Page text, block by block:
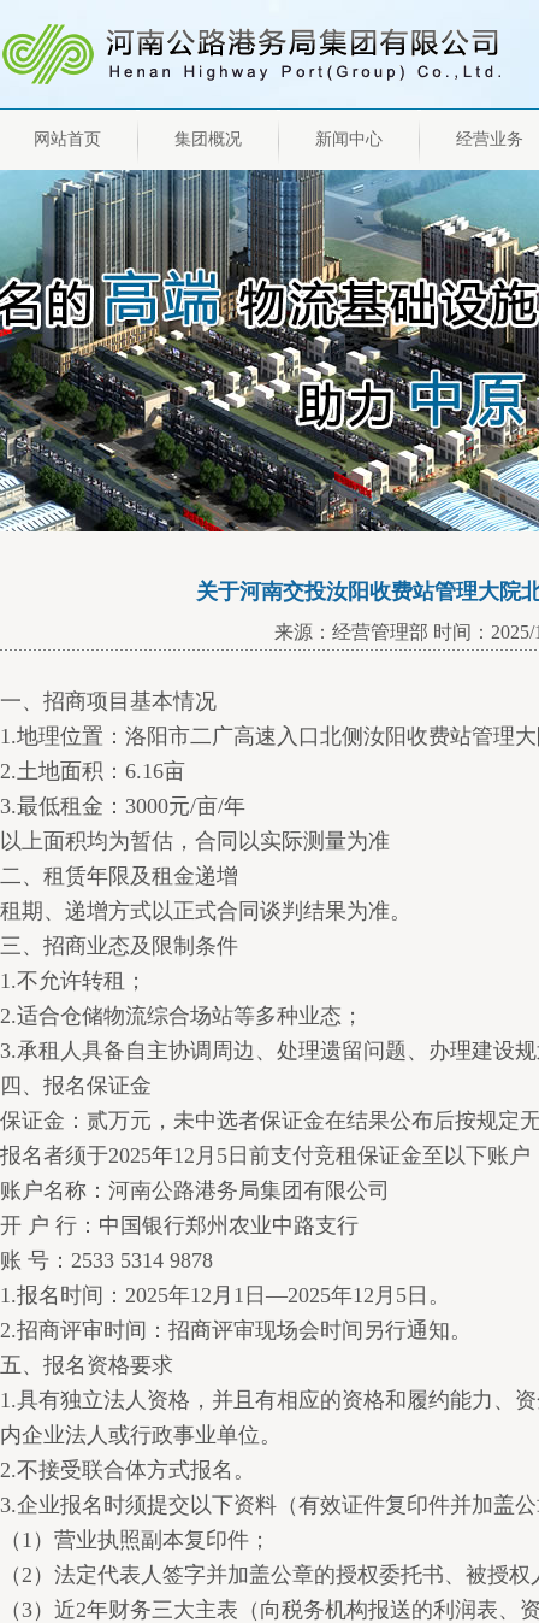
网站首页 集团概况 新闻中心 经营业务
关于河南交投汝阳收费站管理大院
来源：经营管理部 时间：2025/
一、招商项目基本情况
1.地理位置：洛阳市二广高速入口北侧汝阳收费站管理
2.土地面积：6.16亩
3.最低租金：3000元/亩/年
以上面积均为暂估，合同以实际测量为准
二、租赁年限及租金递增
租期、递增方式以正式合同谈判结果为准。
三、招商业态及限制条件
1.不允许转租；
2.适合仓储物流综合场站等多种业态；
3.承租人具备自主协调周边、处理遗留问题、办理建设
四、报名保证金
保证金：贰万元，未中选者保证金在结果公布后按规定
报名者须于2025年12月5日前支付竞租保证金至以下账户
账户名称：河南公路港务局集团有限公司
开 户 行：中国银行郑州农业中路支行
账 号：2533 5314 9878
1.报名时间：2025年12月1日—2025年12月5日。
2.招商评审时间：招商评审现场会时间另行通知。
五、报名资格要求
1.具有独立法人资格，并且有相应的资格和履约能力、
内企业法人或行政事业单位。
2.不接受联合体方式报名。
3.企业报名时须提交以下资料（有效证件复印件并加盖
（1）营业执照副本复印件；
（2）法定代表人签字并加盖公章的授权委托书、被授
（3）近2年财务三大主表（向税务机构报送的利润表、